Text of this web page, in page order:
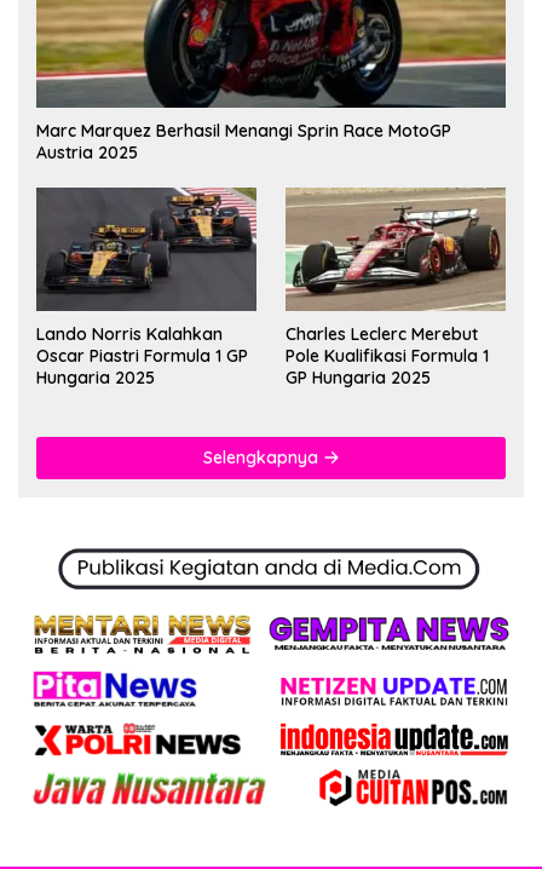
Marc Marquez Berhasil Menangi Sprin Race MotoGP
Austria 2025
Lando Norris Kalahkan
Oscar Piastri Formula 1 GP
Hungaria 2025
Charles Leclerc Merebut
Pole Kualifikasi Formula 1
GP Hungaria 2025
Selengkapnya